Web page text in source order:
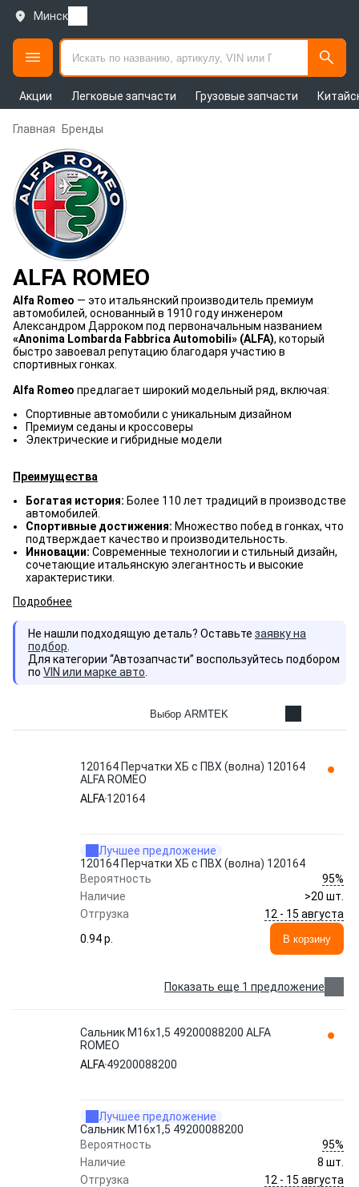
Минск
Акции Легковые запчасти Грузовые запчасти
Главная Бренды
ALFA ROMEO
Alfa Romeo — это итальянский производитель премиум
автомобилей, основанный в 1910 году инженером
Александром Дарроком под первоначальным названием
«Anonima Lombarda Fabbrica Automobili» (ALFA), который
быстро завоевал репутацию благодаря участию в
спортивных гонках.
Alfa Romeo предлагает широкий модельный ряд, включая:
Спортивные автомобили с уникальным дизайном
Премиум седаны и кроссоверы
Электрические и гибридные модели
Преимущества
Богатая история: Более 110 лет традиций в производстве
автомобилей.
Спортивные достижения: Множество побед в гонках, что
подтверждает качество и производительность.
Инновации: Современные технологии и стильный дизайн,
сочетающие итальянскую элегантность и высокие
характеристики.
Подробнее
Не нашли подходящую деталь? Оставьте заявку на
подбор
Для категории “Автозапчасти” воспользуйтесь подбором
по VIN или марке авто
Выбор ARMTEK
120164 Перчатки ХБ с ПВХ (волна) 120164
ALFA ROMEO
ALFA120164
Лучшее предложение
120164 Перчатки ХБ с ПВХ (волна) 120164
Вероятность
95%
Наличие
>20 шт.
Отгрузка
12 - 15 августа
0.94 p.
В корзину
Показать еще 1 предложение
Сальник М16х1,5 49200088200 ALFA
ROMEO
ALFA49200088200
Лучшее предложение
Сальник М16х1,5 49200088200
Вероятность
95%
Наличие
8 шт.
Отгрузка
12 - 15 августа